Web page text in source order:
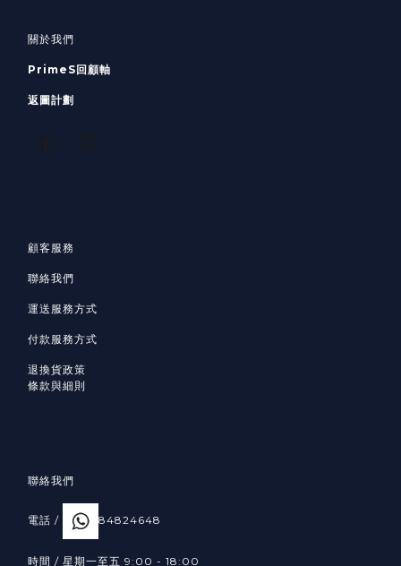
關於我們
PrimeS回顧軸
返圖計劃
顧客服務
聯絡我們
運送服務方式
付款服務方式
退換貨政策
條款與細則
聯絡我們
電話 / 84824648
時間 / 星期一至五 9:00 - 18:00